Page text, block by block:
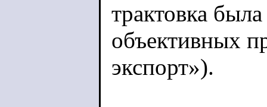
трактовка
объективных
экспорт»).